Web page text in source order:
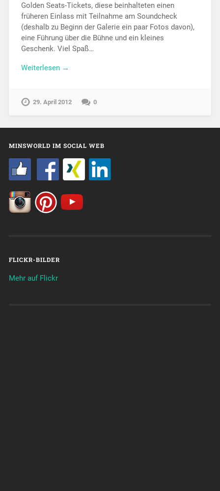
Golden Seats-Tickets, diese beinhalteten einen
früheren Einlass mit Teilnahme am Soundcheck
(deshalb zu Beginn der Galerie ein paar Fotos davon),
eine Führung über die Bühne und ein kleines
Geschenk. Viel Spaß…
Weiterlesen →
29. April 2012 0
MINSWORLD IM SOCIAL WEB
FLICKR-BILDER
Mehr auf Flickr